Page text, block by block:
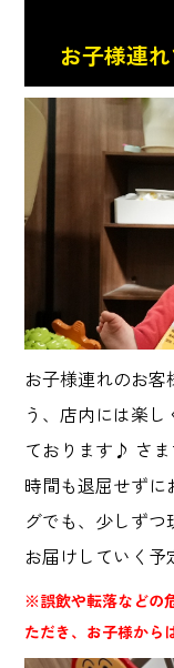
お子様連
お子様連れのお
う、店内には楽
ております♪ さま
時間も退屈せずに
グでも、少しず
お届けしていく予
※誤飲や転落などの
ただき、お子様から